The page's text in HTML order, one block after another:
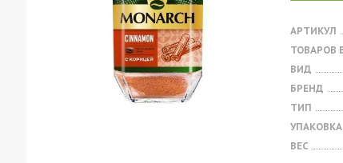
АРТИКУЛ
ТОВАРОВ
ВИД
БРЕНД
ТИП
УПАКОВКА
ВЕС